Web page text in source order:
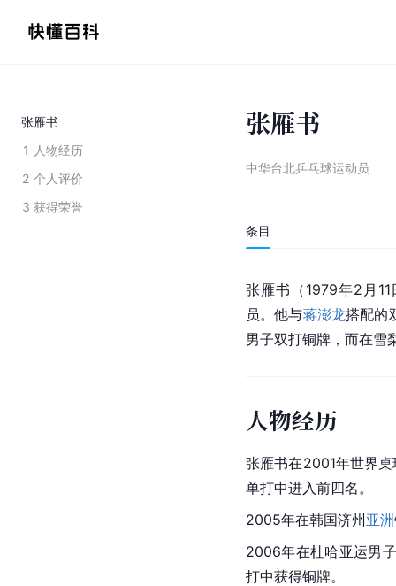
张雁书
1 人物经历
2 个人评价
3 获得荣誉
张雁书
中华台北乒乓球运动员
条目
张雁书（1979年2月
员。他与蒋澎龙搭配的
男子双打铜牌，而在雪
人物经历
张雁书在2001年世界
单打中进入前四名。
2005年在韩国济州亚洲
2006年在杜哈亚运男
打中获得铜牌。